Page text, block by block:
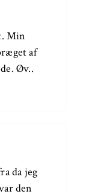
Min
af
Øv..
da jeg
den